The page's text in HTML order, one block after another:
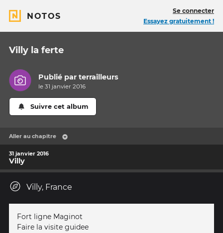
NOTOS
Se connecter
Essayez gratuitement !
Villy la ferte
Publié parterrailleurs
le 31 janvier 2016
Suivre cet album
Aller au chapitre
31 janvier 2016
Villy
Villy, France
Fort ligne Maginot
Faire la visite guidee